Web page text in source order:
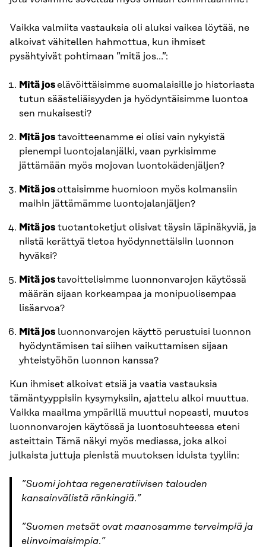
Vaikka valmiita vastauksia oli aluksi vaikea löytää, ne
alkoivat vähitellen hahmottua, kun ihmiset
pysähtyivät pohtimaan ”mitä jos…”:
Mitä joselävöittäisimme suomalaisille jo historiasta
tutun säästeliäisyyden ja hyödyntäisimme luontoa
sen mukaisesti?
Mitä jos tavoitteenamme ei olisi vain nykyistä
pienempi luontojalanjälki, vaan pyrkisimme
jättämään myös mojovan luontokädenjäljen?
Mitä josottaisimme huomioon myös kolmansiin
maihin jättämämme luontojalanjäljen?
Mitä jos tuotantoketjut olisivat täysin läpinäkyviä, ja
niistä kerättyä tietoa hyödynnettäisiin luonnon
hyväksi?
Mitä jostavoittelisimme luonnonvarojen käytössä
määrän sijaan korkeampaa ja monipuolisempaa
lisäarvoa?
Mitä jos luonnonvarojen käyttö perustuisi luonnon
hyödyntämisen tai siihen vaikuttamisen sijaan
yhteistyöhön luonnon kanssa?
Kun ihmiset alkoivat etsiä ja vaatia vastauksia
tämäntyyppisiin kysymyksiin, ajattelu alkoi muuttua.
Vaikka maailma ympärillä muuttui nopeasti, muutos
luonnonvarojen käytössä ja luontosuhteessa eteni
asteittain Tämä näkyi myös mediassa, joka alkoi
julkaista juttuja pienistä muutoksen iduista tyyliin:
”Suomi johtaa regeneratiivisen talouden
kansainvälistä ränkingiä.”
”Suomen metsät ovat maanosamme terveimpiä ja
elinvoimaisimpia.”